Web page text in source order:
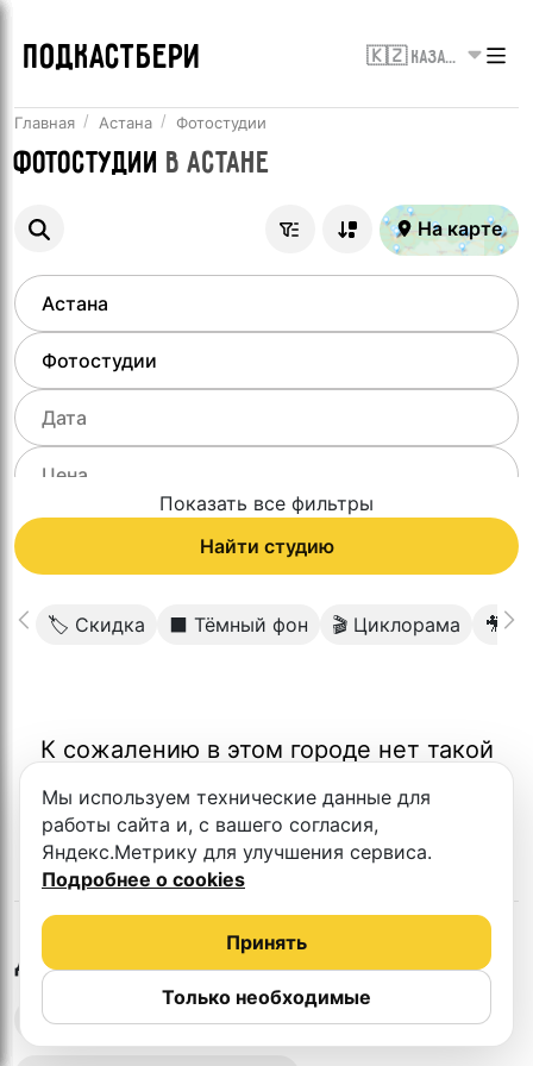
ПОДКАСТБЕРИ 🇰🇿 Казахстан
Главная Астана Фотостудии
Фотостудии вАстане
На карте
Показать все фильтры
Найти студию
🏷 Скидка ⬛️ Тёмный фон 🎬 Циклорама 🎥
К сожалению в этом городе нет такой
Другие студии в Астане
Выездная запись подкастов
Мы используем технические данные для
работы сайта и, с вашего согласия,
Яндекс.Метрику для улучшения сервиса.
Подробнее о cookies
Только необходимые
Принять